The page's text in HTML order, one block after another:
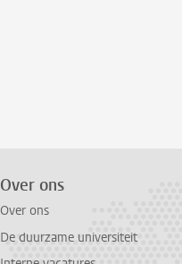
Over ons
Over ons
De duurzame universiteit